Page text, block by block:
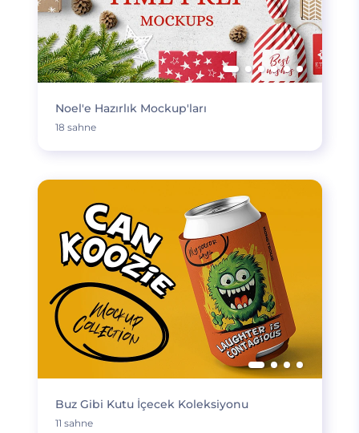
Noel'e Hazırlık Mockup'ları
18 sahne
Buz Gibi Kutu İçecek Koleksiyonu
11 sahne